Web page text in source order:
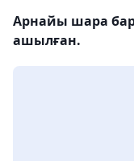
Арнайы шара
ашылған.